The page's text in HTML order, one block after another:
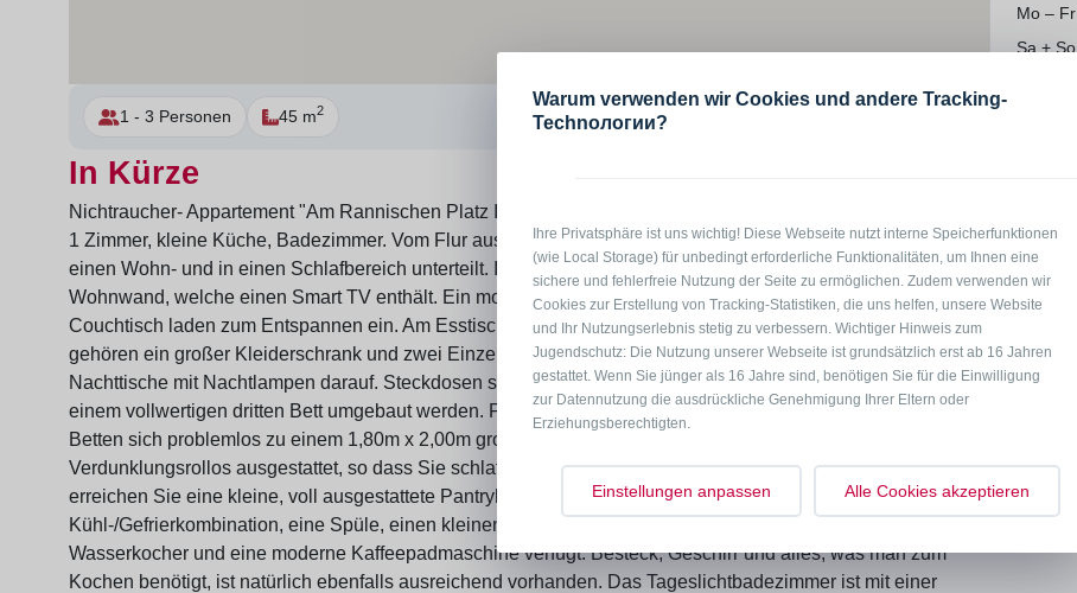
1 - 3 Personen 45 m2
In Kürze
Nichtraucher- Appartement "Am Rannischen Platz I" (45 m²) in 06110 Halle, Hochparterre für 1 - 3 Personen,
1 Zimmer, kleine Küche, Badezimmer. Vom Flur aus gelangen Sie in den hellen Wohnraum, welcher sich in
einen Wohn- und in einen Schlafbereich unterteilt. Im gemütlichen Wohnbereich befindet sich eine
Wohnwand, welche einen Smart TV enthält. Ein modernes (Schlaf-) Sofa, ein Schwingsessel und ein
Couchtisch laden zum Entspannen ein. Am Esstisch finden drei Personen bequem Platz. Zum Schlafbereich
gehören ein großer Kleiderschrank und zwei Einzelbetten mit hochwertigen Matratzen sowie zwei kleine
Nachttische mit Nachtlampen darauf. Steckdosen sind ebenfalls in Bettnähe vorhanden. Das Sofa kann zu
einem vollwertigen dritten Bett umgebaut werden. Falls Sie ein Doppelbett bevorzugen, so lassen die beiden
Betten sich problemlos zu einem 1,80m x 2,00m großen Bett verbinden. Alle Fenster sind mit
Verdunklungsrollos ausgestattet, so dass Sie schlafen können so lange Sie möchten. Ebenfalls vom Flur aus
erreichen Sie eine kleine, voll ausgestattete Pantryküche, welche über zwei Kochplatten, eine
Kühl-/Gefrierkombination, eine Spüle, einen kleinen Ofen, eine Mikrowelle, einen Toaster, einen
Wasserkocher und eine moderne Kaffeepadmaschine verfügt. Besteck, Geschirr und alles, was man zum
Kochen benötigt, ist natürlich ebenfalls ausreichend vorhanden. Das Tageslichtbadezimmer ist mit einer
Mo – Fr
Sa + So
Warum verwenden wir Cookies und andere Tracking-
Technологии?
Ihre Privatsphäre ist uns wichtig! Diese Webseite nutzt interne Speicherfunktionen
(wie Local Storage) für unbedingt erforderliche Funktionalitäten, um Ihnen eine
sichere und fehlerfreie Nutzung der Seite zu ermöglichen. Zudem verwenden wir
Cookies zur Erstellung von Tracking-Statistiken, die uns helfen, unsere Website
und Ihr Nutzungserlebnis stetig zu verbessern. Wichtiger Hinweis zum
Jugendschutz: Die Nutzung unserer Webseite ist grundsätzlich erst ab 16 Jahren
gestattet. Wenn Sie jünger als 16 Jahre sind, benötigen Sie für die Einwilligung
zur Datennutzung die ausdrückliche Genehmigung Ihrer Eltern oder
Erziehungsberechtigten.
Einstellungen anpassen Alle Cookies akzeptieren